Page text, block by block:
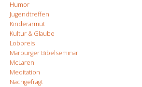
Humor
Jugendtreffen
Kinderarmut
Kultur & Glaube
Lobpreis
Marburger Bibelseminar
McLaren
Meditation
Nachgefragt